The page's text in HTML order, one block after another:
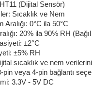
(Dijital Sensör)
Sıcaklık ve Nem
Aralığı: 0°C ila 50°C
20% ila 90% RH
±2°C
±5% RH
sıcaklık ve nem
pin veya 4-pin bağlantı
3.3V - 5V DC